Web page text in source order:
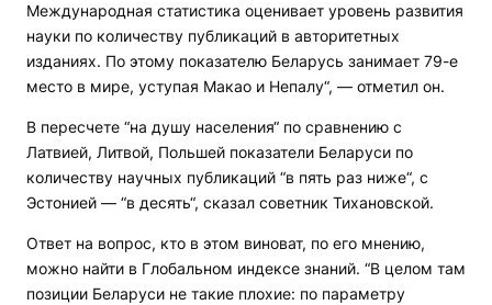
Международная статистика оценивает уровень развития
науки по количеству публикаций в авторитетных
изданиях. По этому показателю Беларусь занимает 79-е
место в мире, уступая Макао и Непалу“, — отметил он.
В пересчете “на душу населения“ по сравнению с
Латвией, Литвой, Польшей показатели Беларуси по
количеству научных публикаций “в пять раз ниже“, с
Эстонией — “в десять“, сказал советник Тихановской.
Ответ на вопрос, кто в этом виноват, по его мнению,
можно найти в Глобальном индексе знаний. “В целом там
позиции Беларуси не такие плохие: по параметру